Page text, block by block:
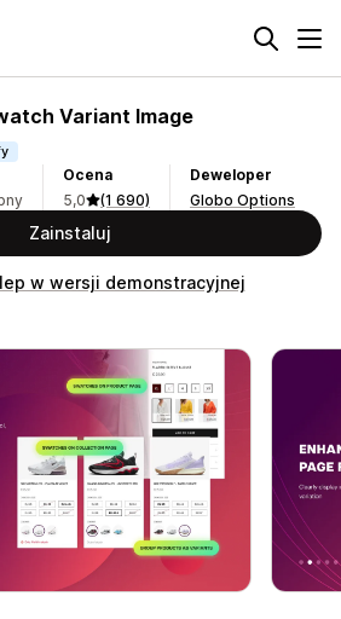
Variant Image
Ocena
5,0
(1 690)
Deweloper
Globo Options
Zainstaluj
w wersji demonstracyjnej